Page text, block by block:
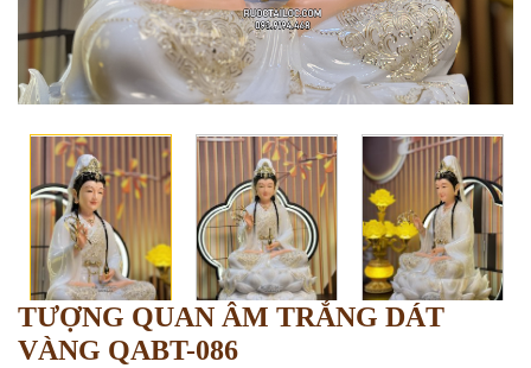
TƯỢNG QUAN ÂM TRẮNG DÁT
VÀNG QABT-086